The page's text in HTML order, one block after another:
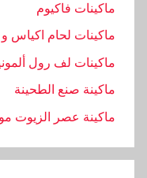
ماكينات فاكيوم
ماكينات لحام اكياس
ماكينات لف رول
ماكينة صنع الطحينة
ماكينة عصر الزيوت موديل 811 ماركة